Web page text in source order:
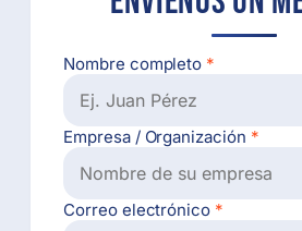
Nombre completo *
Empresa / Organización *
Correo electrónico *